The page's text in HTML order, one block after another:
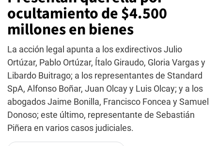
ocultamiento de $4.500
millones en bienes
La acción legal apunta a los exdirectivos Julio
Ortúzar, Pablo Ortúzar, Ítalo Giraudo, Gloria Vargas y
Libardo Buitrago; a los representantes de Standard
SpA, Alfonso Boñar, Juan Olcay y Luis Olcay; y a los
abogados Jaime Bonilla, Francisco Foncea y Samuel
Donoso; este último, representante de Sebastián
Piñera en varios casos judiciales.